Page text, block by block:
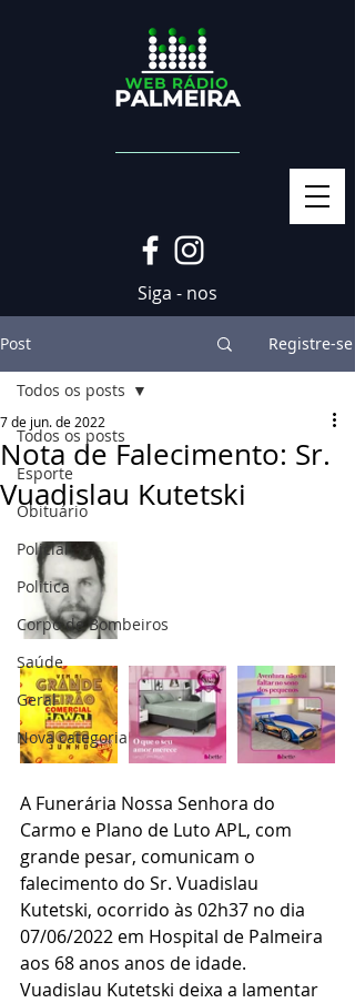
Siga - nos
Post Registre-se
Todos os posts
Esporte
Obituário
Policial
Politica
Corpo de Bombeiros
Saúde
Geral
Nova categoria
Todos os posts
Nota de Falecimento: Sr.
Vuadislau Kutetski
7 de jun. de 2022
A Funerária Nossa Senhora do
Carmo e Plano de Luto APL, com
grande pesar, comunicam o
falecimento do Sr. Vuadislau
Kutetski, ocorrido às 02h37 no dia
07/06/2022 em Hospital de Palmeira
aos 68 anos anos de idade.
Vuadislau Kutetski deixa a lamentar